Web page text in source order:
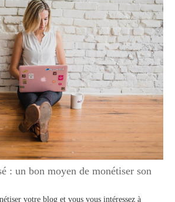
: un bon moyen de monétiser son
votre blog et vous vous intéressez à